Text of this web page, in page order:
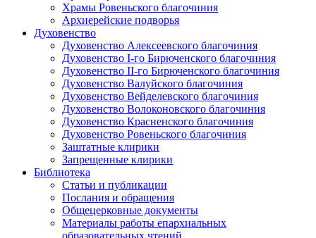
Храмы Ровеньского благочиния
Архиерейские подворья
Духовенство
Духовенство Алексеевского благочиния
Духовенство I-го Бирюченского благочиния
Духовенство II-го Бирюченского благочиния
Духовенство Валуйского благочиния
Духовенство Вейделевского благочиния
Духовенство Волоконовского благочиния
Духовенство Красненского благочиния
Духовенство Ровеньского благочиния
Заштатные клирики
Запрещенные клирики
Библиотека
Статьи и публикации
Послания и обращения
Общецерковные документы
Материалы работы епархиальных
образовательных чтений